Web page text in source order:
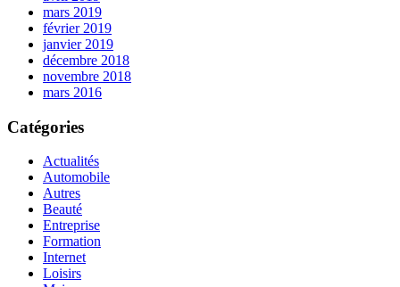
mars 2019
février 2019
janvier 2019
décembre 2018
novembre 2018
mars 2016
Catégories
Actualités
Automobile
Autres
Beauté
Entreprise
Formation
Internet
Loisirs